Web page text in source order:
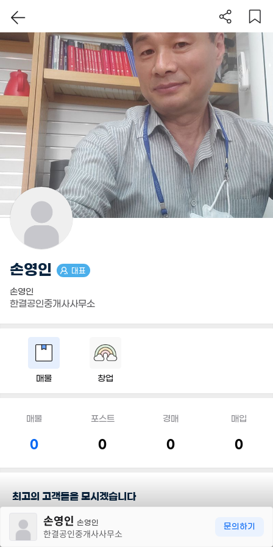
손영인 대표
손영인
한결공인중개사사무소
매물 창업
매물
0
포스트
0
경매
0
매입
0
최고의 고객들을 모시겠습니다
담당지역손영인 손영인
한결공인중개사사무소
문의하기
이 지역 보기